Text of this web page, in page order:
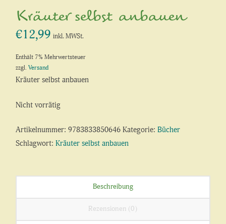
Kräuter selbst anbauen
€12,99 inkl. MWSt.
Enthält 7% Mehrwertsteuer
zzgl.Versand
Kräuter selbst anbauen
Nicht vorrätig
Artikelnummer:9783833850646 Kategorie:Bücher
Schlagwort:Kräuter selbst anbauen
Beschreibung
Rezensionen (0)